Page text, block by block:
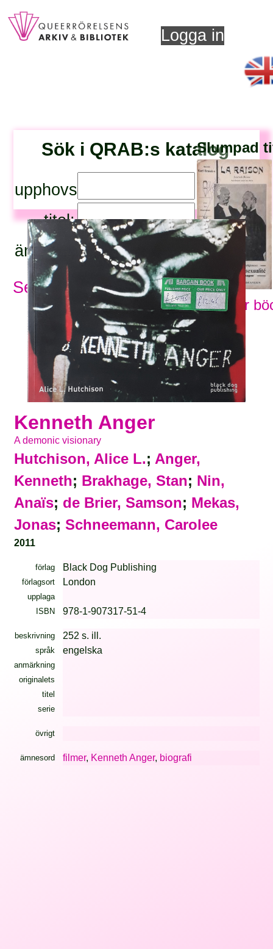
Logga in
Sök i QRAB:s katalog
upphovsperson:
titel:
ämnesord:
Se alla ämnesord
Slumpad
Visa fler
Kenneth Anger
A demonic visionary
Hutchison, Alice L.; Anger,
Kenneth; Brakhage, Stan; Nin,
Anaïs; de Brier, Samson; Mekas,
Jonas; Schneemann, Carolee
2011
förlag Black Dog Publishing
förlagsort London
upplaga
ISBN
978-1-907317-51-4
beskrivning 252 s. ill.
språk engelska
anmärkning
originalets
titel
serie
övrigt
ämnesord filmer, Kenneth Anger, biografi